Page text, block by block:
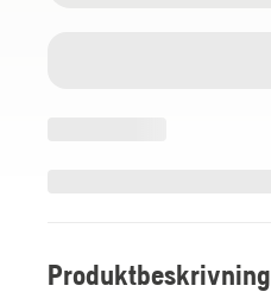
Produktbeskrivning